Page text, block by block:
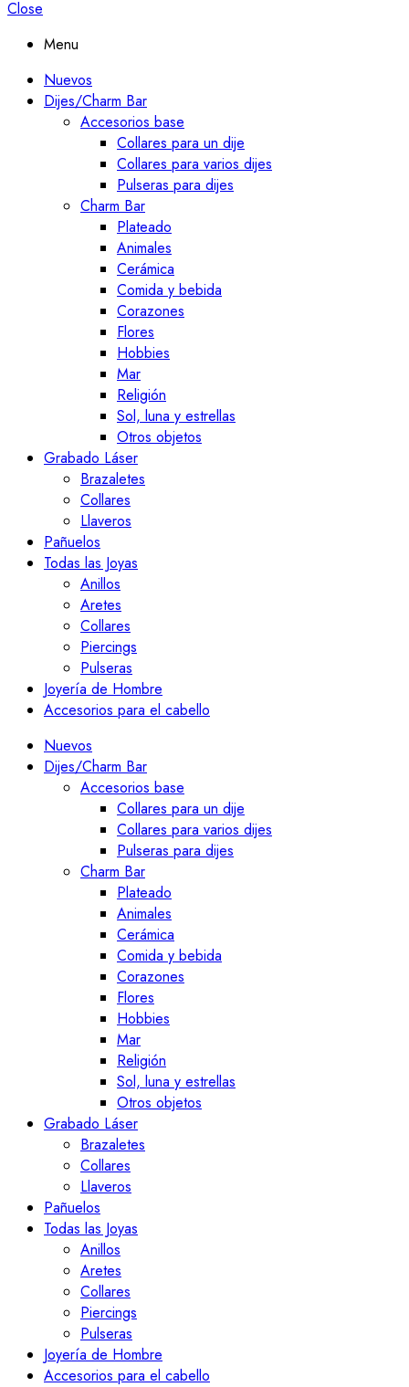
Close
Menu
Nuevos
Dijes/Charm Bar
Accesorios base
Collares para un dije
Collares para varios dijes
Pulseras para dijes
Charm Bar
Plateado
Animales
Cerámica
Comida y bebida
Corazones
Flores
Hobbies
Mar
Religión
Sol, luna y estrellas
Otros objetos
Grabado Láser
Brazaletes
Collares
Llaveros
Pañuelos
Todas las Joyas
Anillos
Aretes
Collares
Piercings
Pulseras
Joyería de Hombre
Accesorios para el cabello
Nuevos
Dijes/Charm Bar
Accesorios base
Collares para un dije
Collares para varios dijes
Pulseras para dijes
Charm Bar
Plateado
Animales
Cerámica
Comida y bebida
Corazones
Flores
Hobbies
Mar
Religión
Sol, luna y estrellas
Otros objetos
Grabado Láser
Brazaletes
Collares
Llaveros
Pañuelos
Todas las Joyas
Anillos
Aretes
Collares
Piercings
Pulseras
Joyería de Hombre
Accesorios para el cabello